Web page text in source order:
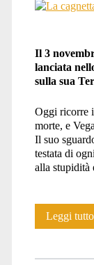
Il 3
lanciata
sulla sua
Oggi ricorre
morte, e
Il suo
testata di
alla stupidità
Leggi tutto3